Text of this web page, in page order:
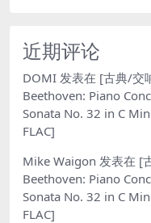
近期评论
DOMI 发表在 [古典/交
Beethoven: Piano
Sonata No. 32 in C
FLAC]
Mike Waigon 发表在 [
Beethoven: Piano
Sonata No. 32 in C
FLAC]